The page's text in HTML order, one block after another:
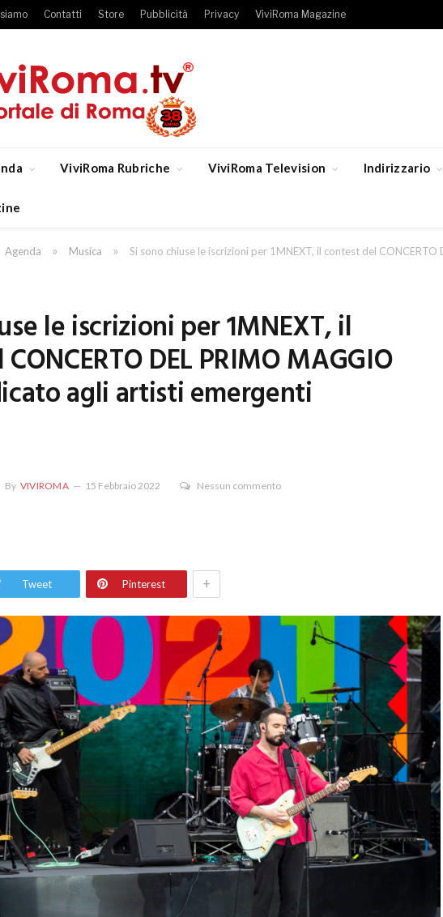
Contatti Store Pubblicità Privacy ViviRoma Magazine
ViviRoma Rubriche ViviRoma Television Indirizzario
Agenda » Musica » Si sono chiuse le iscrizioni per 1MNEXT, il contest del
le iscrizioni per 1MNEXT, il
DEL PRIMO MAGGIO
agli artisti emergenti
By VIVIROMA 15 Febbraio 2022 Nessun commento
Tweet Pinterest +